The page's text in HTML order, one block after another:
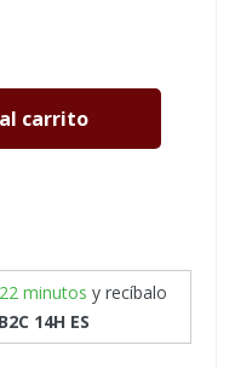
carrito
minutos y recíbalo
14H ES